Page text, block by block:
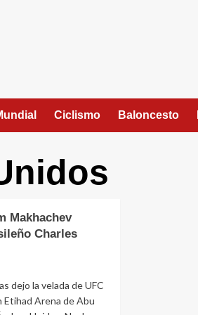
Ciclismo Baloncesto
Makhachev
Charles
dejo la velada de UFC
Etihad Arena de Abu